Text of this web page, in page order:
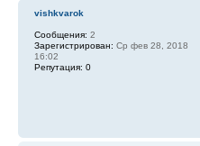
vishkvarok
Сообщения: 2
Зарегистрирован: Ср фев 28, 2018
16:02
Репутация: 0